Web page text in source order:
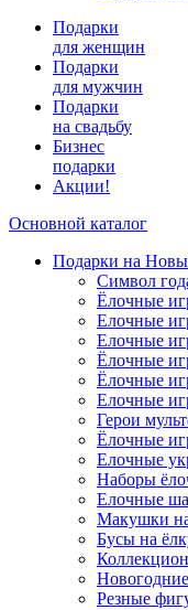
Подарки
для женщин
Подарки
для мужчин
Подарки
на свадьбу
Бизнес
подарки
Акции!
Основной каталог
Подарки на
Символ
Ёлочные
Елочные
Елочные
Ёлочные
Ёлочные
Елочные
Герои
Ёлочные
Елочные
Наборы
Елочные
Макушки
Бусы на
Резные